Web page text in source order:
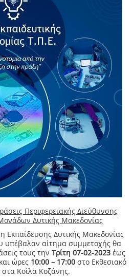
Περιφερειακής Διεύθυνσης
Δυτικής Μακεδονίας
Εκπαίδευσης Δυτικής Μακεδονίας
υπέβαλαν αίτημα συμμετοχής θα
τους την Τρίτη 07-02-2023 έως
και ώρες 10:00 – 17:00 στο Εκθεσιακό
Κοίλα Κοζάνης.